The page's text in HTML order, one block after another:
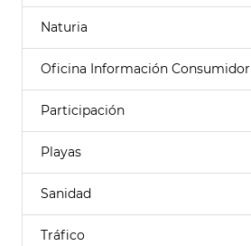
Naturia
Oficina Información Consumidor
Participación
Playas
Sanidad
Tráfico